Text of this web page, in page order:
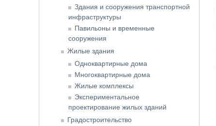
Здания и сооружения транспортной
инфраструктуры
Павильоны и временные
сооружения
Жилые здания
Одноквартирные дома
Многоквартирные дома
Жилые комплексы
Экспериментальное
проектирование жилых зданий
Градостроительство